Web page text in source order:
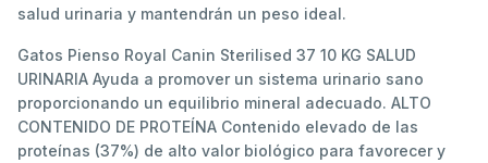
salud urinaria y mantendrán un peso ideal.
Gatos Pienso Royal Canin Sterilised 37 10 KG SALUD
URINARIA Ayuda a promover un sistema urinario sano
proporcionando un equilibrio mineral adecuado. ALTO
CONTENIDO DE PROTEÍNA Contenido elevado de las
proteínas (37%) de alto valor biológico para favorecer y